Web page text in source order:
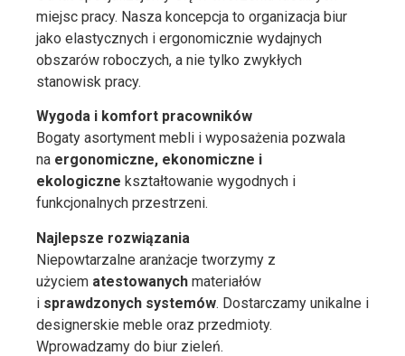
miejsc pracy. Nasza koncepcja to organizacja biur
jako elastycznych i ergonomicznie wydajnych
obszarów roboczych, a nie tylko zwykłych
stanowisk pracy.
Wygoda i komfort pracowników
Bogaty asortyment mebli i wyposażenia pozwala
na ergonomiczne, ekonomiczne i
ekologiczne kształtowanie wygodnych i
funkcjonalnych przestrzeni.
Najlepsze rozwiązania
Niepowtarzalne aranżacje tworzymy z
użyciem atestowanych materiałów
i sprawdzonych systemów. Dostarczamy unikalne i
designerskie meble oraz przedmioty.
Wprowadzamy do biur zieleń.